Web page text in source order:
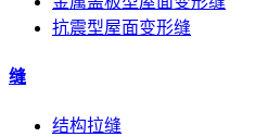
抗震型屋面变形缝
缝
结构拉缝